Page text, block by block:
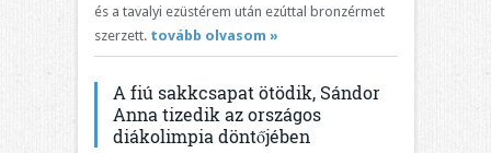
és a tavalyi ezüstérem után ezúttal bronzérmet
szerzett. tovább olvasom »
A fiú sakkcsapat ötödik, Sándor
Anna tizedik az országos
diákolimpia döntőjében